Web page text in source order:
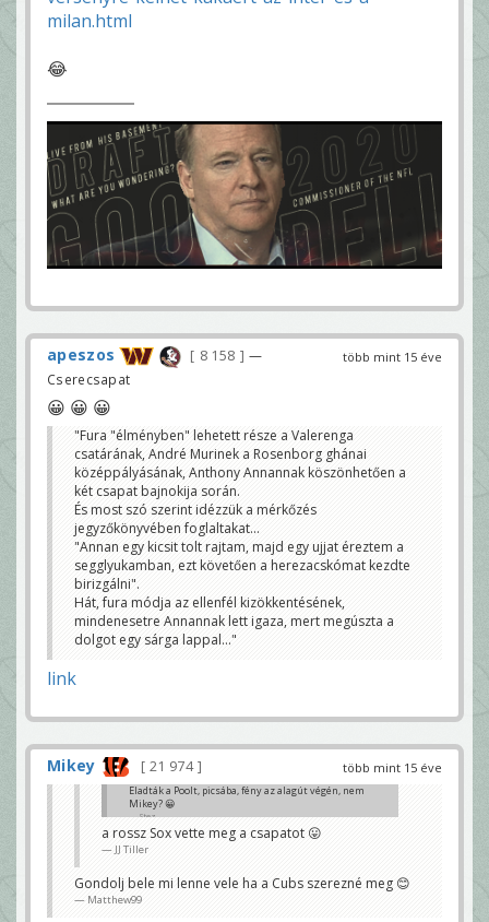
milan.html
😂
több mint 15 éve
apeszos 8 158
—
Cserecsapat
😀 😀 😀
"Fura "élményben" lehetett része a Valerenga
csatárának, André Murinek a Rosenborg ghánai
középpályásának, Anthony Annannak köszönhetően a
két csapat bajnokija során.
És most szó szerint idézzük a mérkőzés
jegyzőkönyvében foglaltakat...
"Annan egy kicsit tolt rajtam, majd egy ujjat éreztem a
segglyukamban, ezt követően a herezacskómat kezdte
birizgálni".
Hát, fura módja az ellenfél kizökkentésének,
mindenesetre Annannak lett igaza, mert megúszta a
dolgot egy sárga lappal..."
link
több mint 15 éve
Mikey 21 974
Eladták a Poolt, picsába, fény az alagút végén, nem
Mikey? 😀
Stez
a rossz Sox vette meg a csapatot 😛
JJ Tiller
Gondolj bele mi lenne vele ha a Cubs szerezné meg 😊
Matthew99